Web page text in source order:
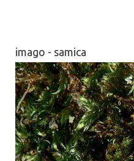
imago - samica